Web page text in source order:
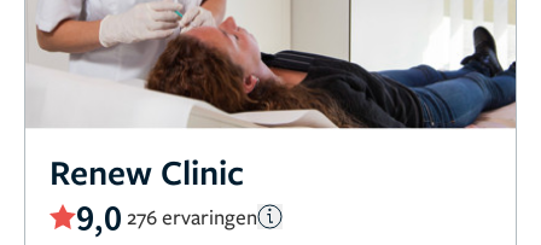
Renew Clinic
9,0 276 ervaringen